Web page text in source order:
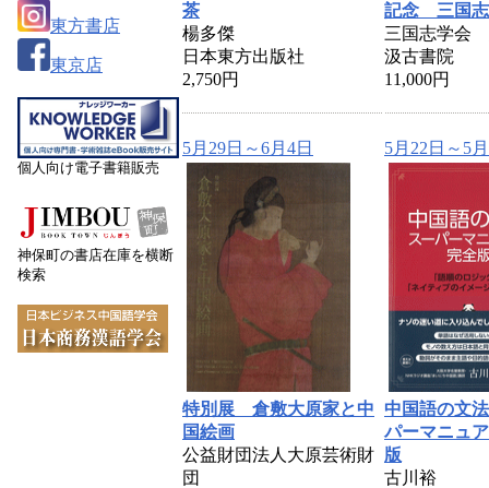
東方書店
東京店
個人向け電子書籍販売
神保町の書店在庫を横断
検索
茶
楊多傑
日本東方出版社
2,750円
記念 三国
三国志学会
汲古書院
11,000円
5月29日～6月4日 5月22日～5
特別展 倉敷大原家と中
国絵画
公益財団法人大原芸術財
団
中国語の文
パーマニュ
版
古川裕